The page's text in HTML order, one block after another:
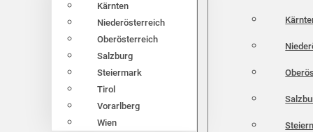
Kärnten
Niederösterreich
Oberösterreich
Salzburg
Steiermark
Tirol
Vorarlberg
Wien